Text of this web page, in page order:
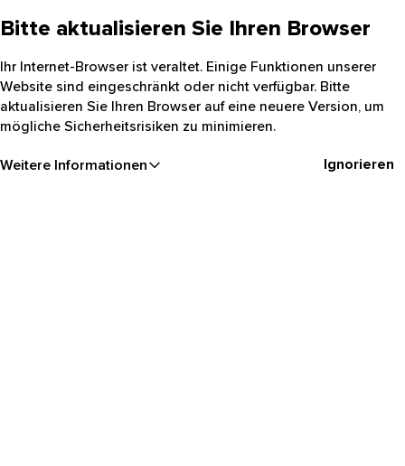
Bitte aktualisieren Sie Ihren Browser
Ihr Internet-Browser ist veraltet. Einige Funktionen unserer
Website sind eingeschränkt oder nicht verfügbar. Bitte
aktualisieren Sie Ihren Browser auf eine neuere Version, um
mögliche Sicherheitsrisiken zu minimieren.
Weitere Informationen Ignorieren